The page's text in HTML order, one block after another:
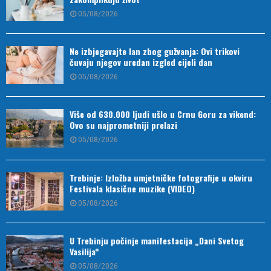
05/08/2026
Ne izbjegavajte lan zbog gužvanja: Ovi trikovi
čuvaju njegov uredan izgled cijeli dan
05/08/2026
Više od 630.000 ljudi ušlo u Crnu Goru za vikend:
Ovo su najprometniji prelazi
05/08/2026
Trebinje: Izložba umjetničke fotografije u okviru
Festivala klasične muzike (VIDEO)
05/08/2026
U Trebinju počinje manifestacija „Dani Svetog
Vasilija“
05/08/2026